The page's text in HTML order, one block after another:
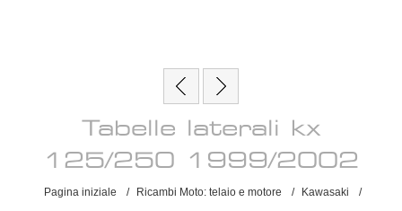
Tabelle laterali kx
125/250 1999/2002
Pagina iniziale / Ricambi Moto: telaio e motore / Kawasaki /